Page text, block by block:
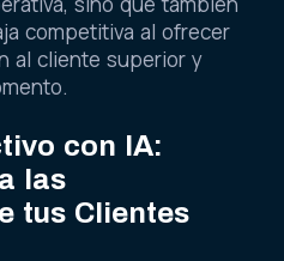
competitiva al ofrecer
al cliente superior y
con IA:
las
tus Clientes